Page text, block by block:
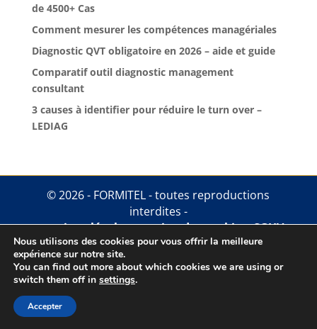
de 4500+ Cas
Comment mesurer les compétences managériales
Diagnostic QVT obligatoire en 2026 – aide et guide
Comparatif outil diagnostic management
consultant
3 causes à identifier pour réduire le turn over –
LEDIAG
© 2026 - FORMITEL - toutes reproductions
interdites -
mentions légales.gestion des cookies.CGUV
Nous utilisons des cookies pour vous offrir la meilleure
expérience sur notre site.
You can find out more about which cookies we are using or
switch them off in settings.
Accepter